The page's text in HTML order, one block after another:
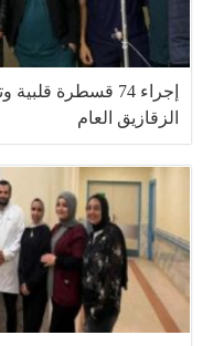
الزقازيق العام